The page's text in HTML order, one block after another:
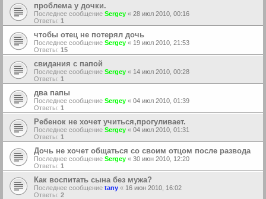
проблема у дочки.
Последнее сообщение Sergey « 28 июл 2010, 00:16
Ответы: 1
чтобы отец не потерял дочь
Последнее сообщение Sergey « 19 июл 2010, 21:53
Ответы: 15
свидания с папой
Последнее сообщение Sergey « 14 июл 2010, 00:28
Ответы: 1
два папы
Последнее сообщение Sergey « 04 июл 2010, 01:39
Ответы: 1
Ребенок не хочет учиться,прогуливает.
Последнее сообщение Sergey « 04 июл 2010, 01:31
Ответы: 1
Дочь не хочет общаться со своим отцом после развода
Последнее сообщение Sergey « 30 июн 2010, 12:20
Ответы: 1
Как воспитать сына без мужа?
Последнее сообщение tany « 16 июн 2010, 16:02
Ответы: 2